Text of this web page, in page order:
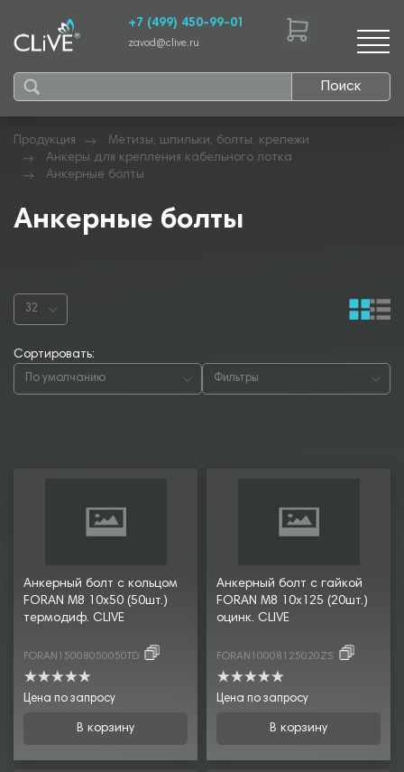
Поиск
+7 (499) 450-99-01
zavod@clive.ru
Продукция
Метизы, шпильки, болты, крепежи
Анкеры для крепления кабельного лотка
Анкерные болты
Анкерные болты
Сортировать:
По умолчанию Фильтры
32
Анкерный болт с кольцом
FORAN М8 10х50 (50шт.)
термодиф. CLIVE
FORAN15008050050TD
Цена по запросу
В корзину
Анкерный болт с гайкой
FORAN М8 10х125 (20шт.)
оцинк. CLIVE
FORAN10008125020ZS
Цена по запросу
В корзину